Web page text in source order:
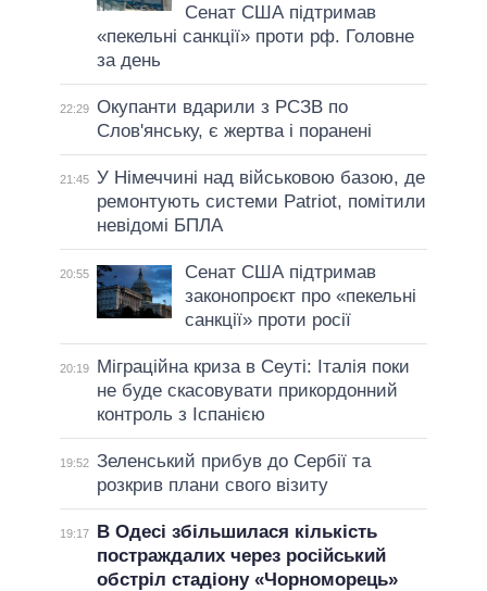
Сенат США підтримав
«пекельні санкції» проти рф. Головне
за день
22:29 Окупанти вдарили з РСЗВ по
Слов'янську, є жертва і поранені
21:45 У Німеччині над військовою базою, де
ремонтують системи Patriot, помітили
невідомі БПЛА
20:55
Сенат США підтримав
законопроєкт про «пекельні
санкції» проти росії
20:19
Міграційна криза в Сеуті: Італія поки
не буде скасовувати прикордонний
контроль з Іспанією
19:52 Зеленський прибув до Сербії та
розкрив плани свого візиту
19:17
В Одесі збільшилася кількість
постраждалих через російський
обстріл стадіону «Чорноморець»